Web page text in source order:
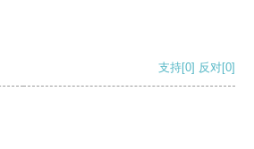
支持[0] 反对[0]